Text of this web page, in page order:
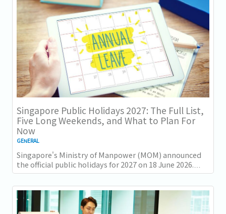
Singapore Public Holidays 2027: The Full List,
Five Long Weekends, and What to Plan For
Now
GENERAL
Singapore's Ministry of Manpower (MOM) announced
the official public holidays for 2027 on 18 June 2026.
There are 11 gazetted public holidays in...